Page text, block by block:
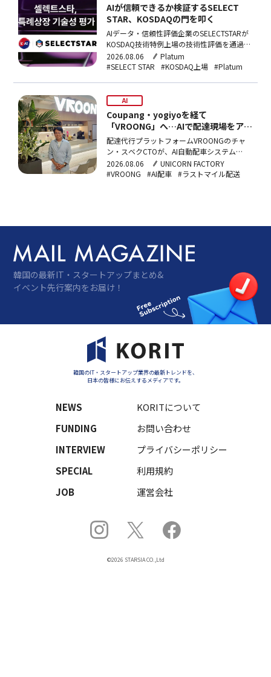
AIが信頼できるか検証するSELECT
STAR、KOSDAQの門を叩く
AIデータ・信頼性評価企業のSELECTSTARが
KOSDAQ技術特例上場の技術性評価を通過し
た。AI信頼性評価を核心事業とする韓国内企
業として初の突破で、年内に上場予備審査を
2026.08.06
Platum
#SELECT STAR
#KOSDAQ上場 #Platum
AI
Coupang・yogiyoを経て
「VROONG」へ…AIで配達現場をアッ
プデート
配達代行プラットフォームVROONGのチャ
ン・スベクCTOが、AI自動配車システム
「VROONGプラス」による店舗到着時間
30%短縮の成果と、ラストマイルのサービス
2026.08.06
UNICORN FACTORY
#VROONG
#AI配車 #ラストマイル配送
韓国の最新IT・スタートアップまとめ&
イベント先行案内をお届け！
韓国のIT・スタートアップ業界の最新トレンドを、
日本の皆様にお伝えするメディアです。
NEWS
FUNDING
INTERVIEW
SPECIAL
JOB
KORITについて
お問い合わせ
プライバシーポリシー
利用規約
運営会社
©2026 STARSIA CO.,Ltd